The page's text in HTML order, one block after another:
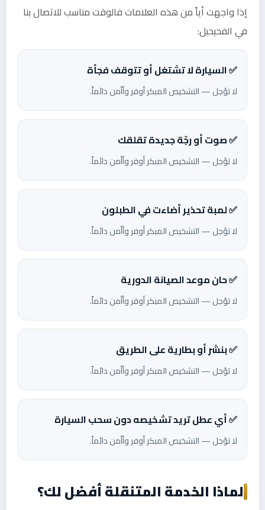
إذا واجهت أياً من هذه العلامات فالوقت مناسب للاتصال بنا
في الفحيحيل:
✅ السيارة لا تشتغل أو تتوقف فجأة
لا تؤجل — التشخيص المبكر أوفر وأأمن دائماً.
✅ صوت أو رجّة جديدة تقلقك
لا تؤجل — التشخيص المبكر أوفر وأأمن دائماً.
✅ لمبة تحذير أضاءت في الطبلون
لا تؤجل — التشخيص المبكر أوفر وأأمن دائماً.
✅ حان موعد الصيانة الدورية
لا تؤجل — التشخيص المبكر أوفر وأأمن دائماً.
✅ بنشر أو بطارية على الطريق
لا تؤجل — التشخيص المبكر أوفر وأأمن دائماً.
✅ أي عطل تريد تشخيصه دون سحب السيارة
لا تؤجل — التشخيص المبكر أوفر وأأمن دائماً.
لماذا الخدمة المتنقلة أفضل لك؟